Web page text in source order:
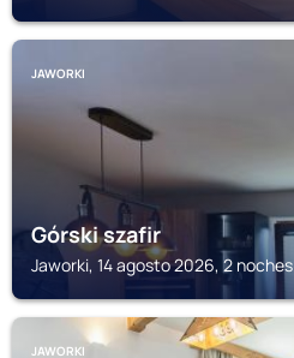
JAWORKI
Górski szafir
Jaworki, 14 agosto 2026, 2 noches
JAWORKI